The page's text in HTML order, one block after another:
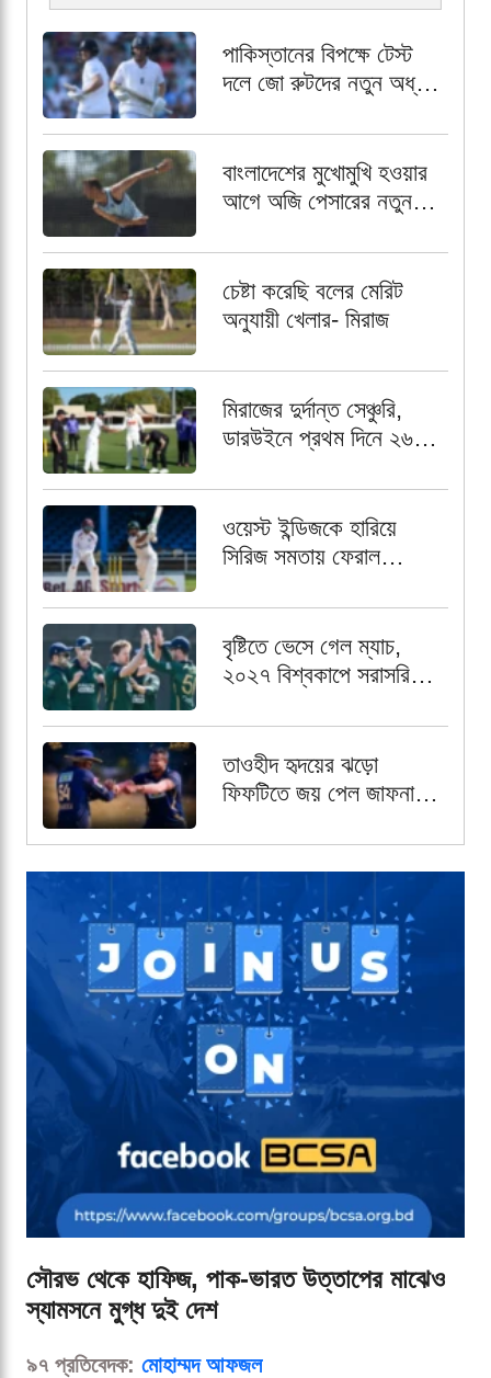
পাকিস্তানের বিপক্ষে টেস্ট
দলে জো রুটদের নতুন অধ্যায়
বাংলাদেশের মুখোমুখি হওয়ার
আগে অজি পেসারের নতুন
চেষ্টা করেছি বলের মেরিট
অনুযায়ী খেলার- মিরাজ
মিরাজের দুর্দান্ত সেঞ্চুরি,
ডারউইনে প্রথম দিনে ২৬৩
ওয়েস্ট ইন্ডিজকে হারিয়ে
সিরিজ সমতায় ফেরাল
বৃষ্টিতে ভেসে গেল ম্যাচ,
২০২৭ বিশ্বকাপে সরাসরি
আয়ারল্যান্ডের
তাওহীদ হৃদয়ের ঝড়ো
ফিফটিতে জয় পেল জাফনা
সৌরভ থেকে হাফিজ, পাক-ভারত উত্তাপের মাঝেও
স্যামসনে মুগ্ধ দুই দেশ
৯৭ প্রতিবেদক: মোহাম্মদ আফজল